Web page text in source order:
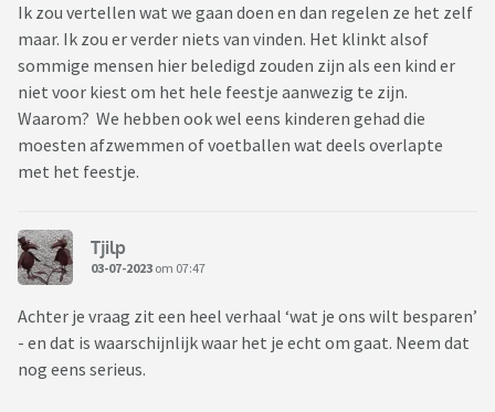
Ik zou vertellen wat we gaan doen en dan regelen ze het zelf
maar. Ik zou er verder niets van vinden. Het klinkt alsof
sommige mensen hier beledigd zouden zijn als een kind er
niet voor kiest om het hele feestje aanwezig te zijn.
Waarom? We hebben ook wel eens kinderen gehad die
moesten afzwemmen of voetballen wat deels overlapte
met het feestje.
Tjilp
03-07-2023 om 07:47
Achter je vraag zit een heel verhaal ‘wat je ons wilt besparen’
- en dat is waarschijnlijk waar het je echt om gaat. Neem dat
nog eens serieus.